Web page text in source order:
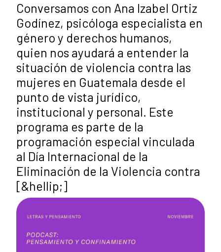
Conversamos con Ana Izabel Ortiz
Godínez, psicóloga especialista en
género y derechos humanos,
quien nos ayudará a entender la
situación de violencia contra las
mujeres en Guatemala desde el
punto de vista jurídico,
institucional y personal. Este
programa es parte de la
programación especial vinculada
al Día Internacional de la
Eliminación de la Violencia contra
[&hellip;]